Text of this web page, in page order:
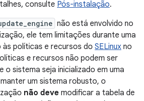
consulte Pós-instalação.
não está envolvido no
ele tem limitações durante uma
políticas e recursos do SELinux no
e recursos não podem ser
o sistema seja inicializado em uma
um sistema robusto, o
não deve modificar a tabela de